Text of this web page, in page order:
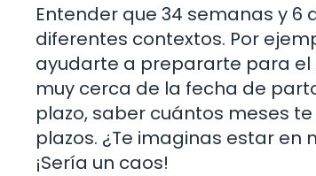
Entender que 34 semanas y
diferentes contextos. Por
ayudarte a prepararte para el
muy cerca de la fecha de
plazo, saber cuántos meses
plazos. ¿Te imaginas estar
¡Sería un caos!